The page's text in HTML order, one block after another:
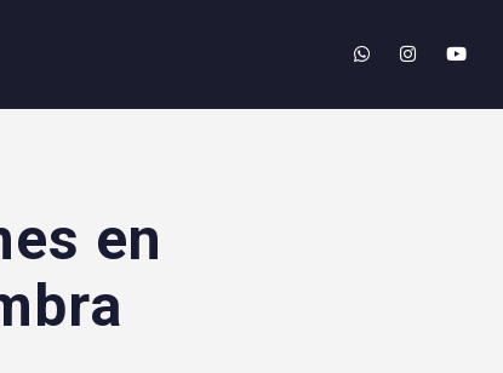
en